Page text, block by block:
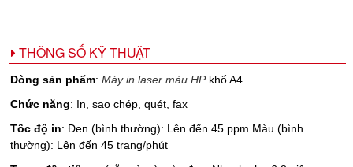
THÔNG SỐ KỸ THUẬT
Dòng sản phẩm: Máy in laser màu HPkhổ A4
Chức năng: In, sao chép, quét, fax
Tốc độ in: Đen (bình thường): Lên đến 45 ppm.Màu (bình
thường): Lên đến 45 trang/phút